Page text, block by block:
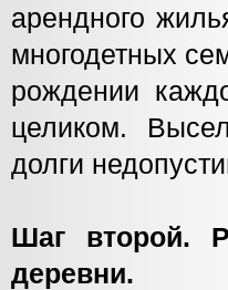
арендного
многодетных
рождении
целиком.
долги
Шаг второй.
деревни.